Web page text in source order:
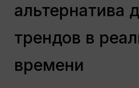
альтернатива
трендов в
времени